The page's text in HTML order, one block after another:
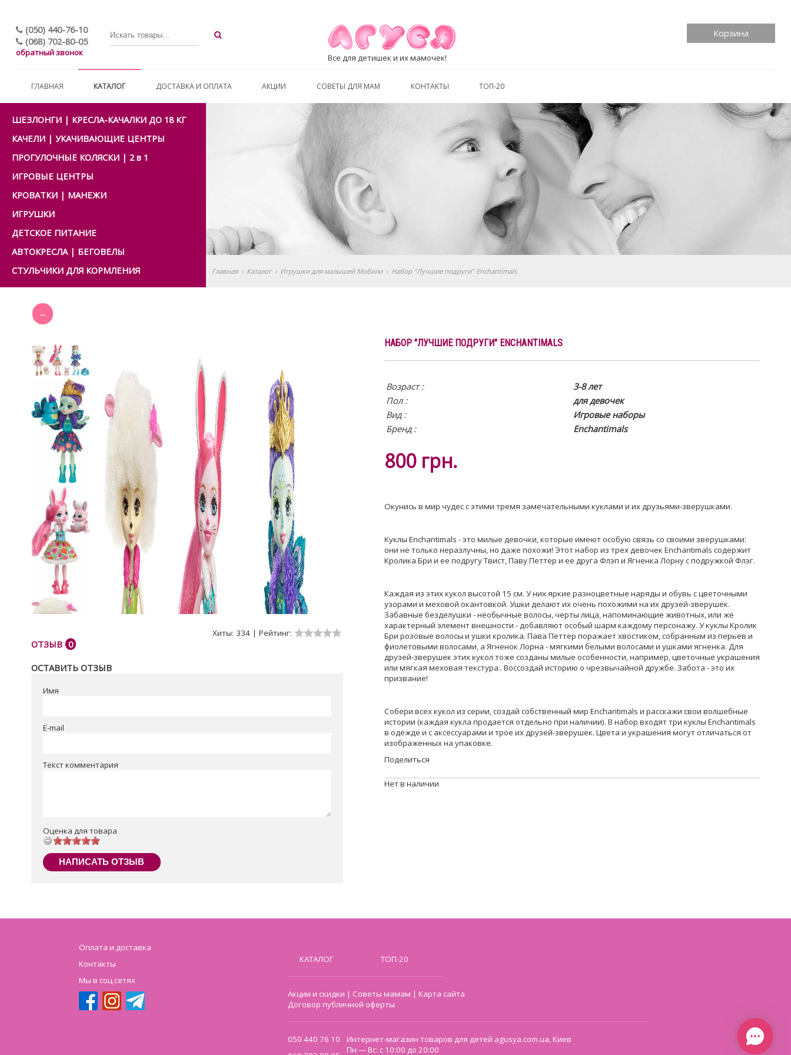
(050) 440-76-10
(068) 702-80-05
обратный звонок Все для детишек и их мамочек!
Корзина
ГЛАВНАЯ КАТАЛОГ ДОСТАВКА И ОПЛАТА АКЦИИ СОВЕТЫ ДЛЯ МАМ КОНТАКТЫ ТОП-20
ШЕЗЛОНГИ | КРЕСЛА-КАЧАЛКИ ДО 18 КГ
КАЧЕЛИ | УКАЧИВАЮЩИЕ ЦЕНТРЫ
ПРОГУЛОЧНЫЕ КОЛЯСКИ | 2 в 1
ИГРОВЫЕ ЦЕНТРЫ
КРОВАТКИ | МАНЕЖИ
ИГРУШКИ
ДЕТСКОЕ ПИТАНИЕ
АВТОКРЕСЛА | БЕГОВЕЛЫ
СТУЛЬЧИКИ ДЛЯ КОРМЛЕНИЯ
Главная › Каталог › Игрушки для малышей Мобили › Набор "Лучшие подруги" Enchantimals
Хиты: 334 | Рейтинг:
ОТЗЫВ 0
ОСТАВИТЬ ОТЗЫВ
Имя
E-mail
Текст комментария
Оценка для товара
НАПИСАТЬ ОТЗЫВ
НАБОР "ЛУЧШИЕ ПОДРУГИ" ENCHANTIMALS
Возраст :
3-8 лет
Пол :
для девочек
Вид :
Игровые наборы
Бренд :
Enchantimals
800 грн.
Окунись в мир чудес с этими тремя замечательными куклами и их друзьями-зверушками.
Куклы Enchantimals - это милые девочки, которые имеют особую связь со своими зверушками:
они не только неразлучны, но даже похожи! Этот набор из трех девочек Enchantimals содержит
Кролика Бри и ее подругу Твист, Паву Петтер и ее друга Флэп и Ягненка Лорну с подружкой Флэг.
Каждая из этих кукол высотой 15 см. У них яркие разноцветные наряды и обувь с цветочными
узорами и меховой окантовкой. Ушки делают их очень похожими на их друзей-зверушек.
Забавные безделушки - необычные волосы, черты лица, напоминающие животных, или же
характерный элемент внешности - добавляют особый шарм каждому персонажу. У куклы Кролик
Бри розовые волосы и ушки кролика. Пава Петтер поражает хвостиком, собранным из перьев и
фиолетовыми волосами, а Ягненок Лорна - мягкими белыми волосами и ушками ягненка. Для
друзей-зверушек этих кукол тоже созданы милые особенности, например, цветочные украшения
или мягкая меховая текстура.. Воссоздай историю о чрезвычайной дружбе. Забота - это их
призвание!
Собери всех кукол из серии, создай собственный мир Enchantimals и расскажи свои волшебные
истории (каждая кукла продается отдельно при наличии). В набор входят три куклы Enchantimals
в одежде и с аксессуарами и трое их друзей-зверушек. Цвета и украшения могут отличаться от
изображенных на упаковке.
Поделиться
Нет в наличии
Оплата и доставка
Контакты
Мы в соц.сетях
КАТАЛОГ ТОП-20
Акции и скидки | Советы мамам |Карта сайта
Договор публичной оферты
050 440 76 10
Интернет-магазин товаров для детей agusya.com.ua, Киев
Пн — Вс: с 10:00 до 20:00